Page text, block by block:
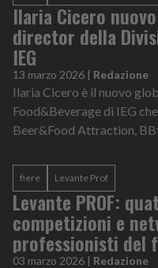
Ilaria Cicero
director della
IEG
13 marzo 2026 | Redazione
Ilaria Cicero è il nuovo
Food&Beverage di IEG
Beer&Food Attraction,
fiere Levante Prof
Levante PROF:
competizioni e
professionisti del
03 marzo 2026 | Redazione